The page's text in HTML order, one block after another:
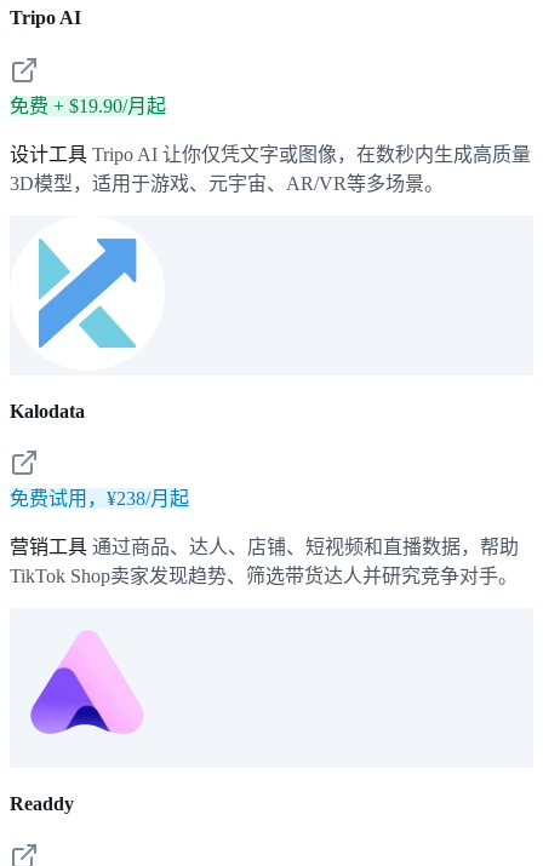
Tripo AI
免费 + $19.90/月起
设计工具 Tripo AI 让你仅凭文字或图像，在数秒内生成高质量
3D模型，适用于游戏、元宇宙、AR/VR等多场景。
Kalodata
免费试用，¥238/月起
营销工具 通过商品、达人、店铺、短视频和直播数据，帮助
TikTok Shop卖家发现趋势、筛选带货达人并研究竞争对手。
Readdy